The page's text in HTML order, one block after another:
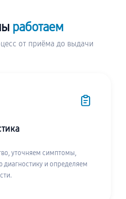
работаем
от приёма до выдачи
уточняем симптомы,
и определяем